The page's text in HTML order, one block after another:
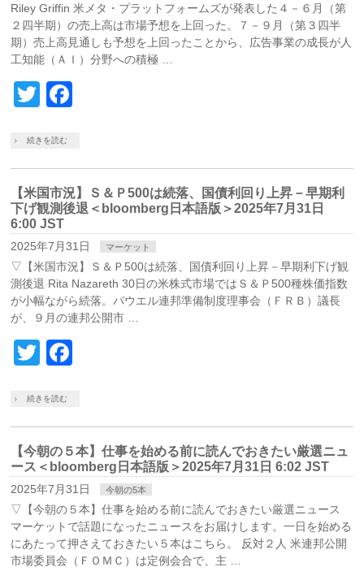
Riley Griffin 米メタ・プラットフォームズが発表した４－６月（第
２四半期）の売上高は市場予想を上回った。７－９月（第３四半
期）売上高見通しも予想を上回ったことから、広告事業の成長が人
工知能（ＡＩ）分野への積極 …
Twitter
続きを読む
【米国市況】Ｓ＆Ｐ500は続落、国債利回り上昇－早期利
下げ観測後退＜bloomberg日本語版＞2025年7月31日
6:00 JST
2025年7月31日 マーケット
▽【米国市況】Ｓ＆Ｐ500は続落、国債利回り上昇－早期利下げ観
測後退 Rita Nazareth 30日の米株式市場ではＳ＆Ｐ500種株価指数
が小幅ながら続落。パウエル連邦準備制度理事会（ＦＲＢ）議長
が、９月の連邦公開市 …
Twitter
続きを読む
【今朝の５本】仕事を始める前に読んでおきたい厳選ニュ
ース＜bloomberg日本語版＞2025年7月31日 6:02 JST
2025年7月31日 今朝の5本
▽【今朝の５本】仕事を始める前に読んでおきたい厳選ニュース
マーケットで話題になったニュースをお届けします。一日を始める
にあたって押さえておきたい５本はこちら。 反対２人 米連邦公開
市場委員会（ＦＯＭＣ）は定例会合で、主 …